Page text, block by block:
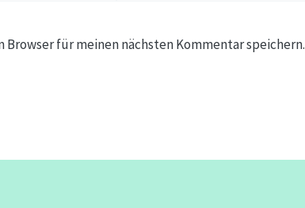
Browser für meinen nächsten Kommentar speichern.